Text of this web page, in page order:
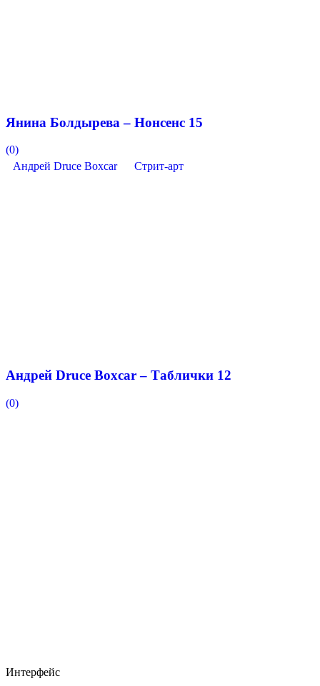
Янина Болдырева – Нонсенс 15
(0)
Андрей Druce Boxcar
Стрит-арт
Андрей Druce Boxcar – Таблички 12
(0)
Интерфейс